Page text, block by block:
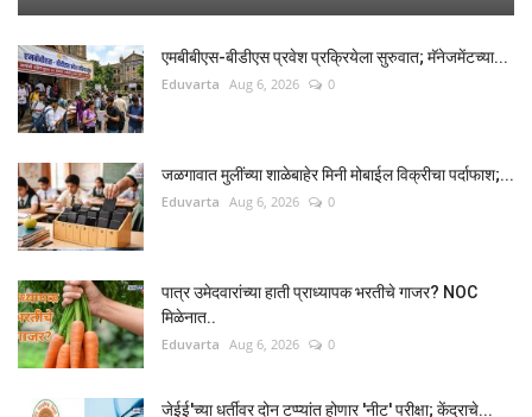
एमबीबीएस-बीडीएस प्रवेश प्रक्रियेला सुरुवात; मॅनेजमेंटच्या...
Eduvarta Aug 6, 2026 0
जळगावात मुलींच्या शाळेबाहेर मिनी मोबाईल विक्रीचा पर्दाफाश;...
Eduvarta Aug 6, 2026 0
पात्र उमेदवारांच्या हाती प्राध्यापक भरतीचे गाजर? NOC
मिळेनात..
Eduvarta Aug 6, 2026 0
जेईई'च्या धर्तीवर दोन टप्प्यांत होणार 'नीट' परीक्षा; केंद्राचे...